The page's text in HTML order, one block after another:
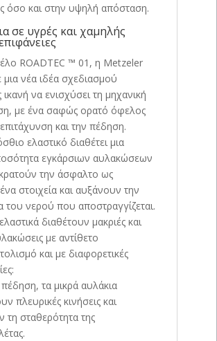
όσο και στην υψηλή απόσταση.
σε υγρές και χαμηλής
ROADTEC ™ 01, η Metzeler
μια νέα ιδέα σχεδιασμού
να ενισχύσει τη μηχανική
με ένα σαφώς ορατό όφελος
και την πέδηση.
ελαστικό διαθέτει μια
εγκάρσιων αυλακώσεων
την άσφαλτο ως
στοιχεία και αυξάνουν την
του νερού που αποστραγγίζεται.
διαθέτουν μακριές και
με αντίθετο
και με διαφορετικές
τα μικρά αυλάκια
πλευρικές κινήσεις και
τη σταθερότητα της